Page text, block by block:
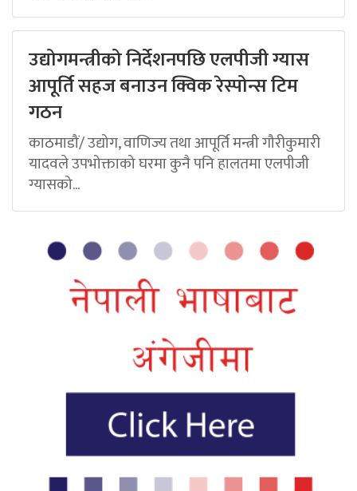
उद्योगमन्त्रीको निर्देशनपछि एलपीजी ग्यास
आपूर्ति सहज बनाउन क्विक रेस्पोन्स टिम
गठन
काठमाडौं/ उद्योग, वाणिज्य तथा आपूर्ति मन्त्री गौरीकुमारी
यादवले उपभोक्ताको घरमा कुनै पनि हालतमा एलपीजी
ग्यासको...